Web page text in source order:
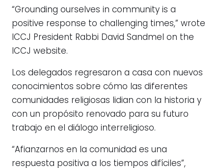
“Grounding ourselves in community is a
positive response to challenging times,” wrote
ICCJ President Rabbi David Sandmel on the
ICCJ website.
Los delegados regresaron a casa con nuevos
conocimientos sobre cómo las diferentes
comunidades religiosas lidian con la historia y
con un propósito renovado para su futuro
trabajo en el diálogo interreligioso.
“Afianzarnos en la comunidad es una
respuesta positiva a los tiempos difíciles”,